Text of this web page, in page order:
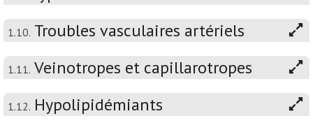
1.10. Troubles vasculaires artériels
1.11. Veinotropes et capillarotropes
1.12. Hypolipidémiants